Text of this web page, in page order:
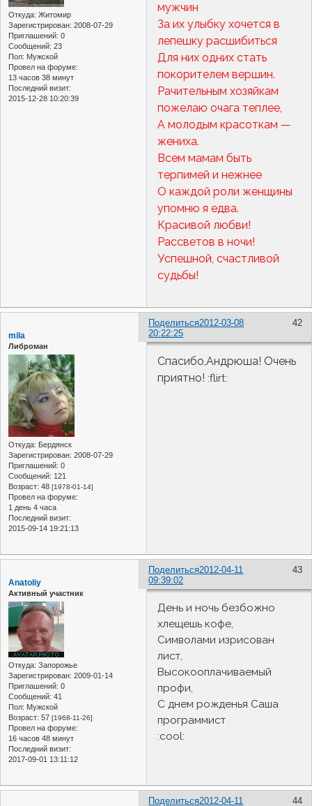
Откуда: Житомир
Зарегистрирован: 2008-07-29
Приглашений: 0
Сообщений: 23
Пол: Мужской
Провел на форуме:
13 часов 38 минут
Последний визит:
2015-12-28 10:20:39
мужчин
За их улыбку хочется в
лепешку расшибиться
Для них одних стать
покорителем вершин.
Рачительным хозяйкам
пожелаю очага теплее,
А молодым красоткам —
жениха.
Всем мамам быть
терпимей и нежнее
О каждой роли женщины
упомню я едва.
Красивой любви!
Рассветов в ночи!
Успешной, счастливой
судьбы!
Поделиться 42
2012-03-08
20:22:25
mila
Либроман
Откуда: Бердянск
Зарегистрирован: 2008-07-29
Приглашений: 0
Сообщений: 121
Возраст: 48 [1978-01-14]
Провел на форуме:
1 день 4 часа
Последний визит:
2015-09-14 19:21:13
Спасибо,Андрюша! Очень
приятно! :flirt:
Поделиться 43
2012-04-11
09:39:02
Anatoliy
Активный участник
Откуда: Запорожье
Зарегистрирован: 2009-01-14
Приглашений: 0
Сообщений: 41
Пол: Мужской
Возраст: 57 [1968-11-26]
Провел на форуме:
16 часов 48 минут
Последний визит:
2017-09-01 13:11:12
День и ночь безбожно
хлещешь кофе,
Символами изрисован
лист,
Высокооплачиваемый
профи,
С днем рожденья Саша
программист
:cool:
Поделиться 44
2012-04-11